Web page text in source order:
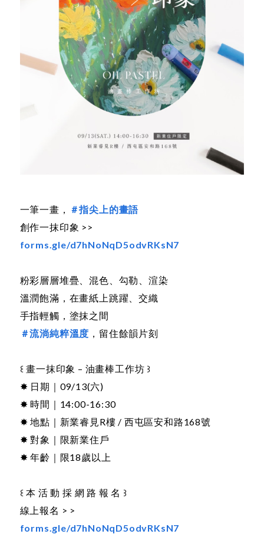
一筆一畫，
＃指尖上的畫語
創作一抹印象 >>
forms.gle/d7hNoNqD5odvRKsN7
粉彩層層堆疊、混色、勾勒、渲染
溫潤飽滿，在畫紙上跳躍、交織
手指輕觸，塗抹之間
＃流淌純粹溫度 ，留住餘韻片刻
꒰ 畫一抹印象 – 油畫棒工作坊 ꒱
✸ 日期｜09/13(六)
✸ 時間｜14:00-16:30
✸ 地點｜新業睿見R樓 / 西屯區安和路168號
✸ 對象｜限新業住戶
✸ 年齡｜限18歲以上
꒰ 本 活 動 採 網 路 報 名 ꒱
線上報名 > >
forms.gle/d7hNoNqD5odvRKsN7